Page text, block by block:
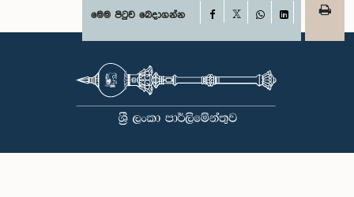
මෙම පිටුව බෙදාගන්න Facebook
WhatsAppLinkedIn